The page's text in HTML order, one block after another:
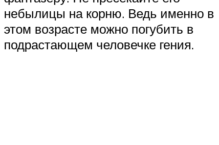
небылицы на корню. Ведь именно в
этом возрасте можно погубить в
подрастающем человечке гения.